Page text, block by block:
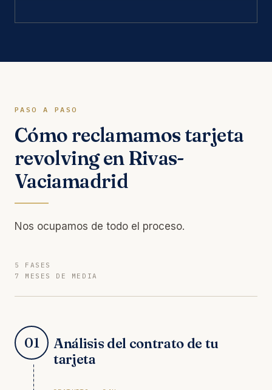
PASO A PASO
Cómo reclamamos tarjeta
revolving en Rivas-
Vaciamadrid
Nos ocupamos de todo el proceso.
5 FASES
7 MESES DE MEDIA
01
Análisis del contrato de tu
tarjeta